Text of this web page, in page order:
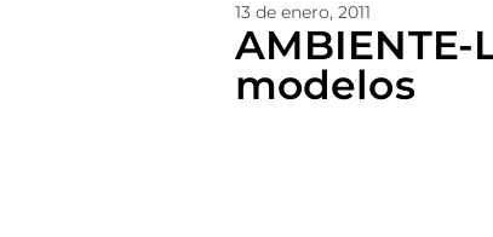
13 de enero, 2011
modelos